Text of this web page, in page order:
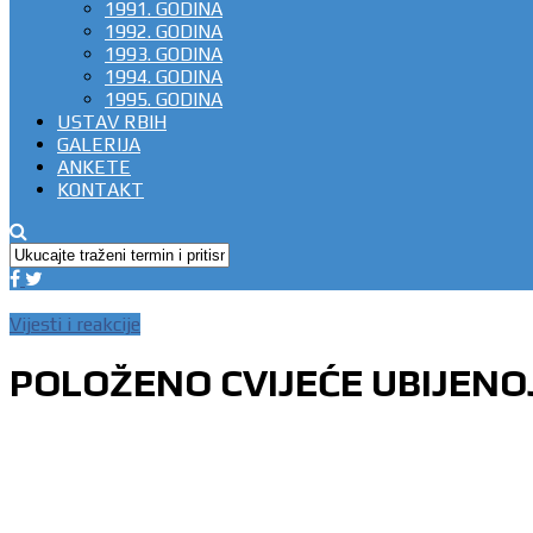
1991. GODINA
1992. GODINA
1993. GODINA
1994. GODINA
1995. GODINA
USTAV RBIH
GALERIJA
ANKETE
KONTAKT
Vijesti i reakcije
POLOŽENO CVIJEĆE